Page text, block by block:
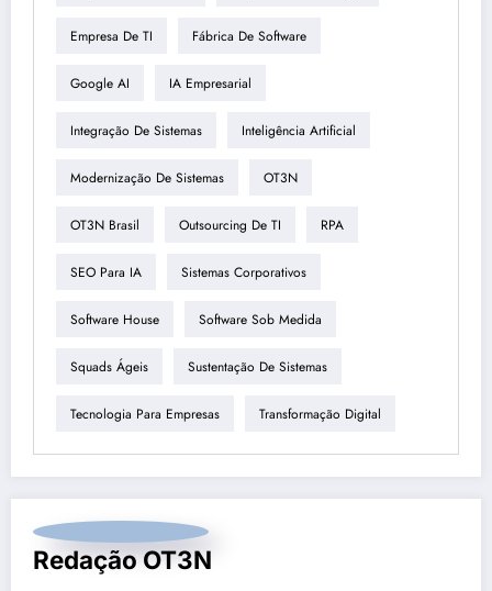
Empresa De TI Fábrica De Software
Google AI IA Empresarial
Integração De Sistemas Inteligência Artificial
Modernização De Sistemas OT3N
OT3N Brasil Outsourcing De TI RPA
SEO Para IA Sistemas Corporativos
Software House Software Sob Medida
Squads Ágeis Sustentação De Sistemas
Tecnologia Para Empresas Transformação Digital
Redação OT3N